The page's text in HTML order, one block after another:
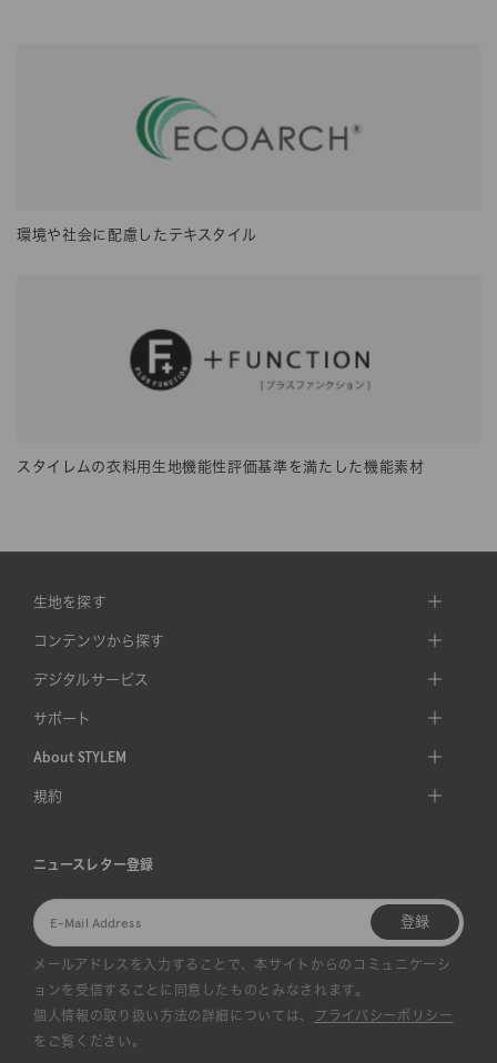
環境や社会に配慮したテキスタイル
スタイレムの衣料用生地機能性評価基準を満たした機能素材
生地を探す
コンテンツから探す
デジタルサービス
サポート
About STYLEM
規約
ニュースレター登録
登録
メールアドレスを入力することで、本サイトからのコミュニケーシ
ョンを受信することに同意したものとみなされます。
個人情報の取り扱い方法の詳細については、
プライバシーポリシー
をご覧ください。